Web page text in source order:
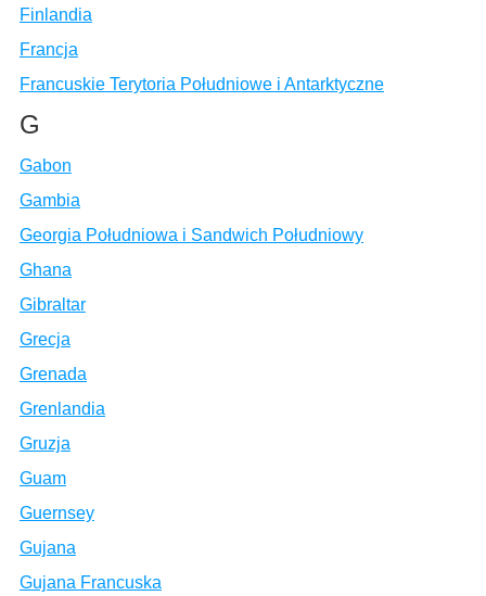
Finlandia
Francja
Francuskie Terytoria Południowe i Antarktyczne
G
Gabon
Gambia
Georgia Południowa i Sandwich Południowy
Ghana
Gibraltar
Grecja
Grenada
Grenlandia
Gruzja
Guam
Guernsey
Gujana
Gujana Francuska